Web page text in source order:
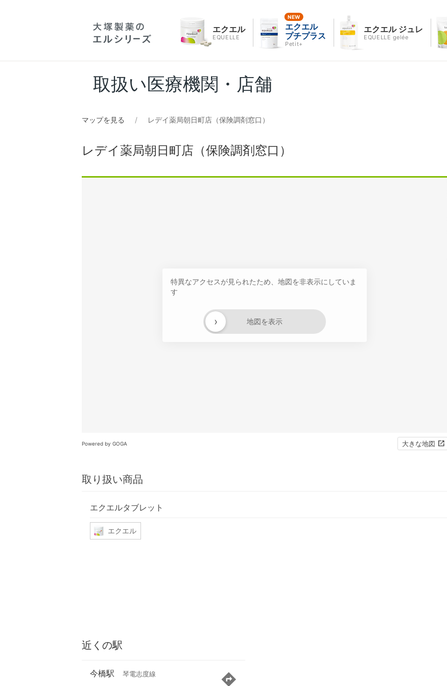
エクエル
EQUELLE
エクエル
プチプラス
Petit+
エクエル ジュレ
EQUELLE gelée
取扱い医療機関・店舗
マップを見る レデイ薬局朝日町店（保険調剤窓口）
レデイ薬局朝日町店（保険調剤窓口）
特異なアクセスが見られたため、地図を非表示にしていま
す
地図を表示
›
Powered by GOGA 大きな地図
取り扱い商品
エクエルタブレット
エクエル
近くの駅
今橋駅 琴電志度線